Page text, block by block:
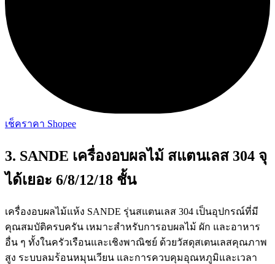
เช็คราคา Shopee
3. SANDE เครื่องอบผลไม้ สแตนเลส 304 จุ
ได้เยอะ 6/8/12/18 ชั้น
เครื่องอบผลไม้แห้ง SANDE รุ่นสแตนเลส 304 เป็นอุปกรณ์ที่มี
คุณสมบัติครบครัน เหมาะสำหรับการอบผลไม้ ผัก และอาหาร
อื่น ๆ ทั้งในครัวเรือนและเชิงพาณิชย์ ด้วยวัสดุสเตนเลสคุณภาพ
สูง ระบบลมร้อนหมุนเวียน และการควบคุมอุณหภูมิและเวลา